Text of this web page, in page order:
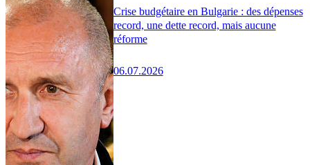
Crise budgétaire en Bulgarie : des dépenses
record, une dette record, mais aucune
réforme
06.07.2026